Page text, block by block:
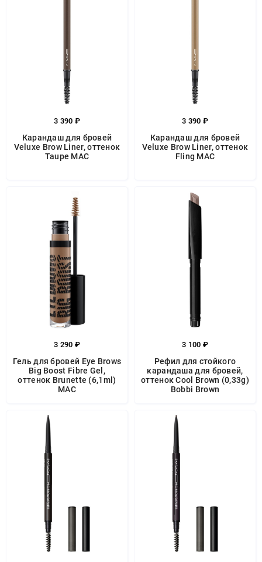
3 390 ₽
Карандаш для бровей
Veluxe Brow Liner, оттенок
Taupe MAC
3 390 ₽
Карандаш для бровей
Veluxe Brow Liner, оттенок
Fling MAC
3 290 ₽
Гель для бровей Eye Brows
Big Boost Fibre Gel,
оттенок Brunette (6,1ml)
MAC
3 100 ₽
Рефил для стойкого
карандаша для бровей,
оттенок Cool Brown (0,33g)
Bobbi Brown